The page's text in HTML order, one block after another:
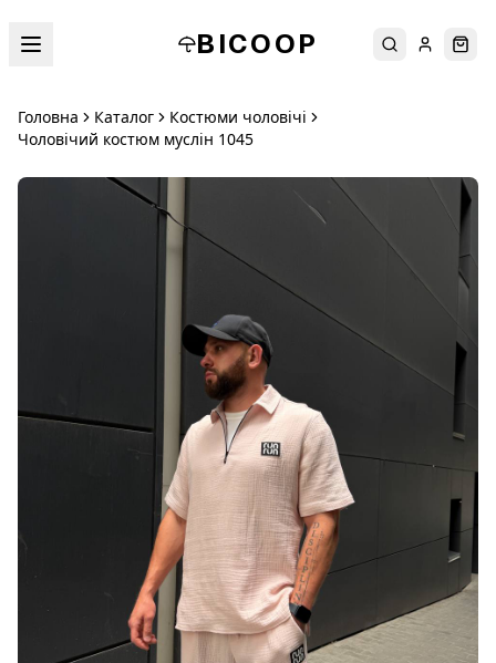
BICOOP ПошукУвійти
Головна Каталог
Костюми чоловічі
Чоловічий костюм муслін 1045